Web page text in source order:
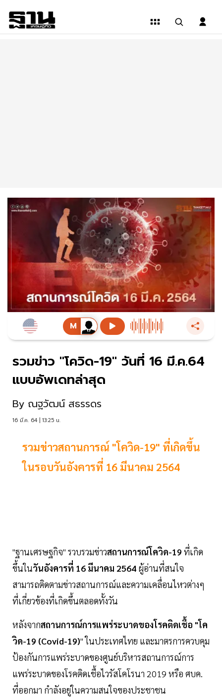
รวมข่าว "โควิด-19" วันที่ 16 มี.ค.64
แบบอัพเดทล่าสุด
By ณฐวัฒน์ สธรรดร
16 มี.ค. 64 | 13:25 น.
รวมข่าวสถานการณ์ "โควิด-19" ที่เกิดขึ้น
ในรอบวันอังคารที่ 16 มีนาคม 2564
"ฐานเศรษฐกิจ" รวบรวมข่าวสถานการณ์โควิด-19 ที่เกิด
ขึ้นในวันอังคารที่ 16 มีนาคม 2564 ผู้อ่านที่สนใจ
สามารถติดตามข่าวสถานการณ์และความเคลื่อนไหวต่างๆ
ที่เกี่ยวข้องที่เกิดขึ้นตลอดทั้งวัน
หลังจากสถานการณ์การแพร่ระบาดของโรคติดเชื้อ "โค
วิด-19 (Covid-19)" ในประเทศไทย และมาตรการควบคุม
ป้องกันการแพร่ระบาดของศูนย์บริหารสถานการณ์การ
แพร่ระบาดของโรคติดเชื้อไวรัสโคโรนา 2019 หรือ ศบค.
ที่ออกมา กำลังอยู่ในความสนใจของประชาชน